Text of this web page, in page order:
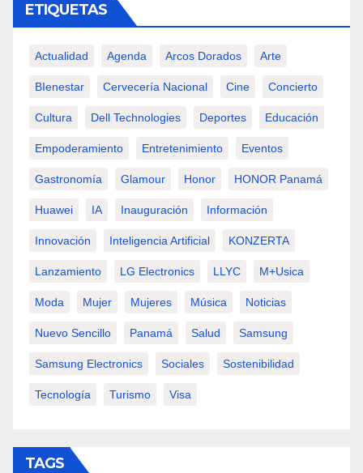
ETIQUETAS
Actualidad Agenda Arcos Dorados Arte
BIenestar Cervecería Nacional Cine Concierto
Cultura Dell Technologies Deportes Educación
Empoderamiento Entretenimiento Eventos
Gastronomía Glamour Honor HONOR Panamá
Huawei IA Inauguración Información
Innovación Inteligencia Artificial KONZERTA
Lanzamiento LG Electronics LLYC M+usica
Moda Mujer Mujeres Música Noticias
Nuevo Sencillo Panamá Salud Samsung
Samsung Electronics Sociales Sostenibilidad
Tecnología Turismo Visa
TAGS